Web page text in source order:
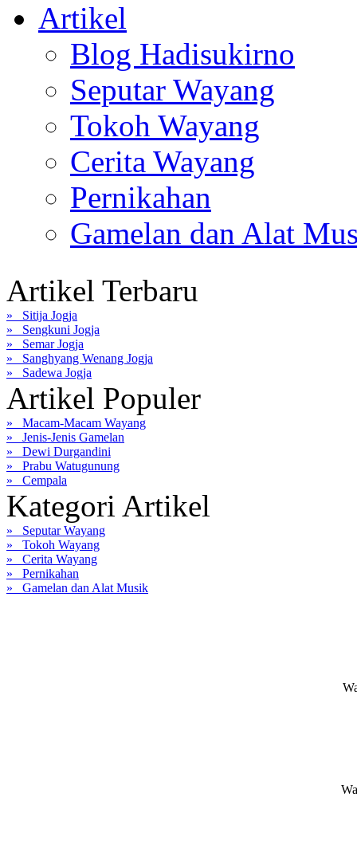
Artikel
Blog Hadisukirno
Seputar Wayang
Tokoh Wayang
Cerita Wayang
Pernikahan
Gamelan dan Alat
Artikel Terbaru
» Sitija Jogja
» Sengkuni Jogja
» Semar Jogja
» Sanghyang Wenang Jogja
» Sadewa Jogja
Artikel Populer
» Macam-Macam Wayang
» Jenis-Jenis Gamelan
» Dewi Durgandini
» Prabu Watugunung
» Cempala
Kategori Artikel
» Seputar Wayang
» Tokoh Wayang
» Cerita Wayang
» Pernikahan
» Gamelan dan Alat Musik